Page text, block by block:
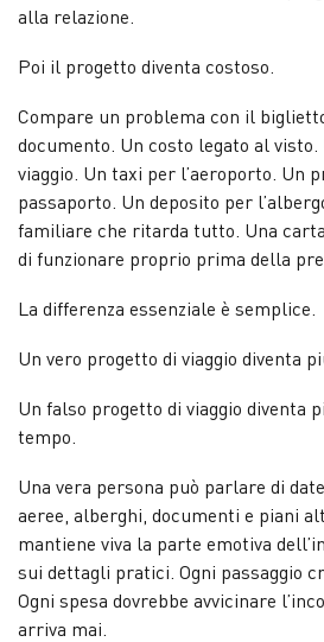
alla relazione.
Poi il progetto diventa costoso.
Compare un problema con il
documento. Un costo legato al visto.
viaggio. Un taxi per l’aeroporto. Un
passaporto. Un deposito per
familiare che ritarda tutto. Una
di funzionare proprio prima della
La differenza essenziale è semplice.
Un vero progetto di viaggio diventa
Un falso progetto di viaggio diventa
tempo.
Una vera persona può parlare di
aeree, alberghi, documenti e piani
mantiene viva la parte emotiva
sui dettagli pratici. Ogni passaggio
Ogni spesa dovrebbe avvicinare
arriva mai.